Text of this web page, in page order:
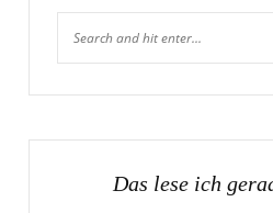
Das lese ich